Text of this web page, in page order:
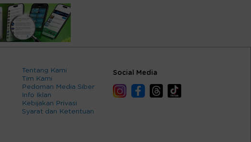
Tentang Kami
Tim Kami
Pedoman Media Siber
Info Iklan
Kebijakan Privasi
Syarat dan Ketentuan
Social Media